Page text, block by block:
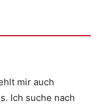
mir auch
Ich suche nach